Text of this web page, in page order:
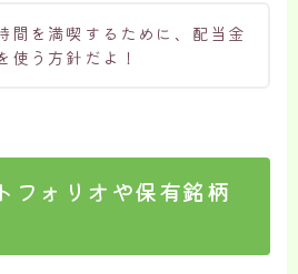
間を満喫するために、配当金
使う方針だよ！
フォリオや保有銘柄